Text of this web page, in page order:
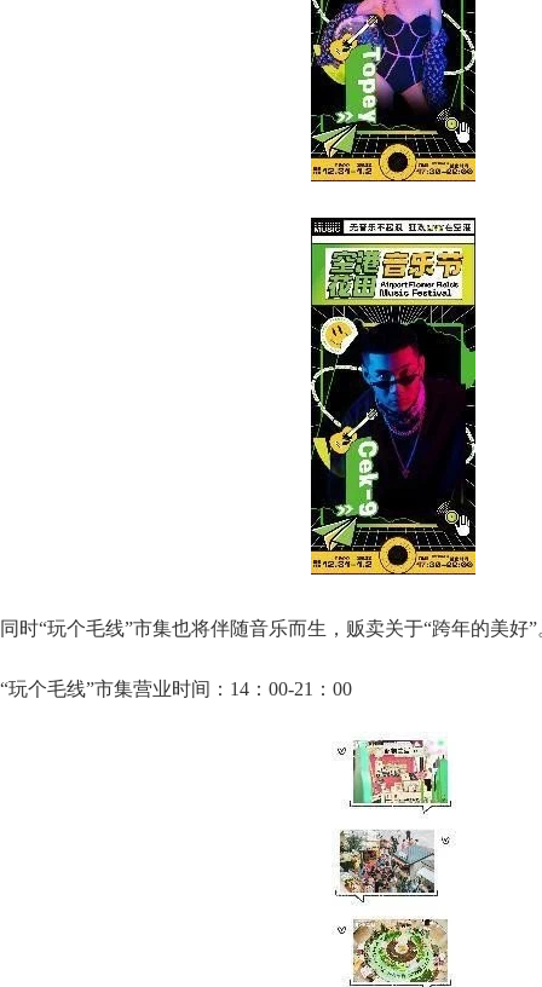
同时“玩个毛线”市集也将伴随音乐而生，贩卖关于“跨年的美好”
“玩个毛线”市集营业时间：14：00-21：00